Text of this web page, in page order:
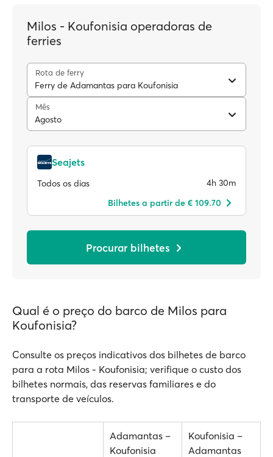
Milos - Koufonisia operadoras de
ferries
Rota de ferry
Ferry de Adamantas para Koufonisia
Mês
Agosto
Seajets
Todos os dias
4h 30m
Bilhetes a partir de € 109.70
Procurar bilhetes
Qual é o preço do barco de Milos para
Koufonisia?
Consulte os preços indicativos dos bilhetes de barco
para a rota Milos - Koufonisia; verifique o custo dos
bilhetes normais, das reservas familiares e do
transporte de veículos.
Adamantas –
Koufonisia
Koufonisia –
Adamantas